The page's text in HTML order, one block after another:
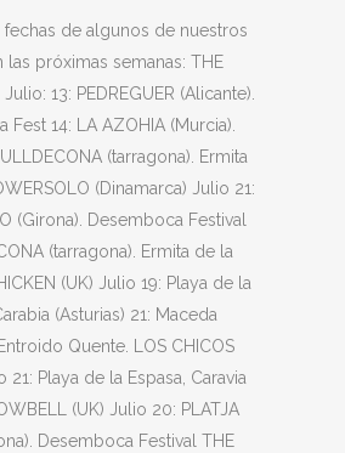
fechas de algunos de nuestros
las próximas semanas: THE
Julio: 13: PEDREGUER (Alicante).
Fest 14: LA AZOHIA (Murcia).
(tarragona). Ermita
(Dinamarca) Julio 21:
(Girona). Desemboca Festival
(tarragona). Ermita de la
(UK) Julio 19: Playa de la
(Asturias) 21: Maceda
Quente. LOS CHICOS
21: Playa de la Espasa, Caravia
(UK) Julio 20: PLATJA
Desemboca Festival THE